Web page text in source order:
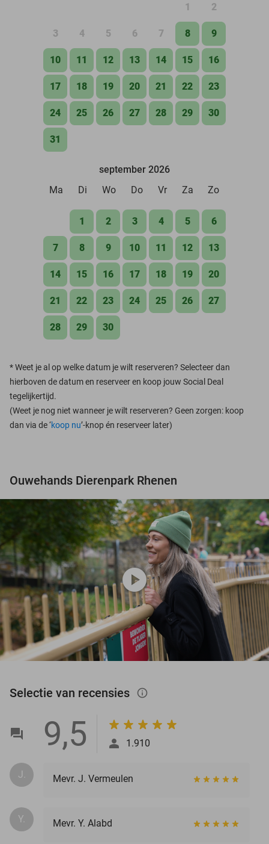
1 2
3 4 5 6 7 8 9
10 11 12 13 14 15 16
17 18 19 20 21 22 23
24 25 26 27 28 29 30
31
september 2026
Ma
Di Wo Do Vr Za Zo
1 2 3 4 5 6
7 8 9 10 11 12 13
14 15 16 17 18 19 20
21 22 23 24 25 26 27
28 29 30
*Weet je al op welke datum je wilt reserveren? Selecteer dan
hierboven de datum en reserveer en koop jouw Social Deal
tegelijkertijd.
(Weet je nog niet wanneer je wilt reserveren? Geen zorgen: koop
dan via de ‘koop nu’-knop én reserveer later)
Ouwehands Dierenpark Rhenen
play_circle
Selectie van recensies info_outlined
9,5 1.910
J. Mevr. J. Vermeulen
Y. Mevr. Y. Alabd